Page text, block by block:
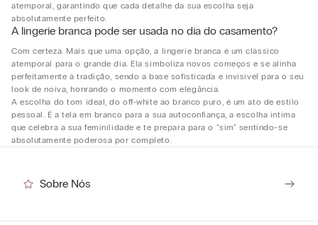
atemporal, garantindo que cada detalhe da sua escolha seja
absolutamente perfeito.
A lingerie branca pode ser usada no dia do casamento?
Com certeza. Mais que uma opção, a lingerie branca é um clássico
atemporal para o grande dia. Ela simboliza novos começos e se alinha
perfeitamente à tradição, sendo a base sofisticada e invisível para o seu
look de noiva, honrando o momento com elegância.
A escolha do tom ideal, do off-white ao branco puro, é um ato de estilo
pessoal. É a tela em branco para a sua autoconfiança, a escolha íntima
que celebra a sua feminilidade e te prepara para o "sim" sentindo-se
absolutamente poderosa por completo.
Sobre Nós